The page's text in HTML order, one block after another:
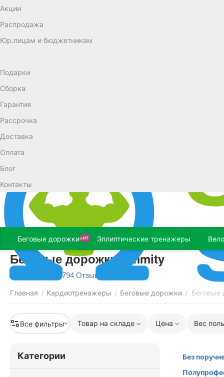
Акции
Распродажа
Юр.лицам и бюджетникам
Подарки
Сборка
Гарантия
Рассрочка
Доставка
Оплата
Блог
Контакты
Беговые дорожкиХИТ Эллиптические тренажеры
Беговые дорожки Ammity
794 Отзыва
Главная / Кардиотренажеры / Беговые дорожки / Беговые
Все фильтры Товар на складе Цена Вес
Без
Категории